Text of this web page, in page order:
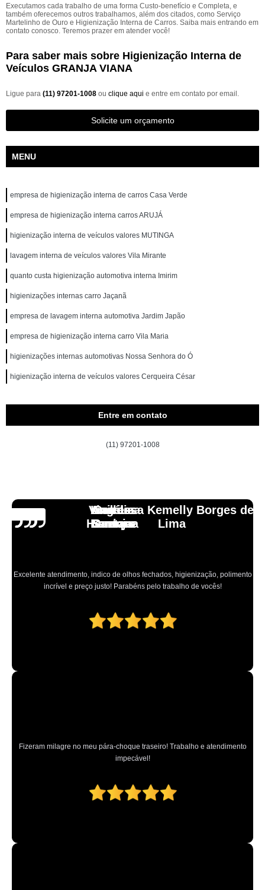
Executamos cada trabalho de uma forma Custo-benefício e Completa, e
também oferecemos outros trabalhamos, além dos citados, como Serviço
Martelinho de Ouro e Higienização Interna de Carros. Saiba mais entrando em
contato conosco. Teremos prazer em atender você!
Para saber mais sobre Higienização Interna de
Veículos GRANJA VIANA
Ligue para (11) 97201-1008 ou clique aqui e entre em contato por email.
Solicite um orçamento
MENU
empresa de higienização interna de carros Casa Verde
empresa de higienização interna carros ARUJÁ
higienização interna de veículos valores MUTINGA
lavagem interna de veículos valores Vila Mirante
quanto custa higienização automotiva interna Imirim
higienizações internas carro Jaçanã
empresa de lavagem interna automotiva Jardim Japão
empresa de higienização interna carro Vila Maria
higienizações internas automotivas Nossa Senhora do Ó
higienização interna de veículos valores Cerqueira César
Entre em contato
(11) 97201-1008
Angélica
Santana
Excelente atendimento, indico de olhos fechados, higienização, polimento
incrível e preço justo! Parabéns pelo trabalho de vocês!
Andressa Kemelly Borges de
Lima
Fizeram milagre no meu pára-choque traseiro! Trabalho e atendimento
impecável!
Carlos
Henrique
Vinicius
Laranja
Lourdes
Santoro